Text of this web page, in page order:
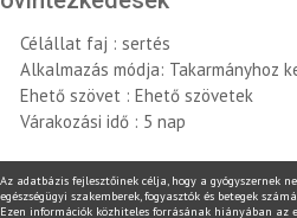
Célállat faj : sertés
Alkalmazás módja: Takarmányhoz
Ehető szövet : Ehető szövetek
Várakozási idő : 5 nap
Az adatbázis fejlesztőinek célja, hogy a gyógyszernek
egészségügyi szakemberek, fogyasztók és betegek
Ezen információk közhiteles forrásának hiányában az